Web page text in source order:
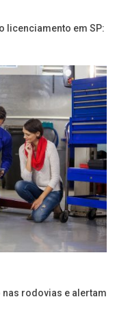
licenciamento em SP:
rodovias e alertam